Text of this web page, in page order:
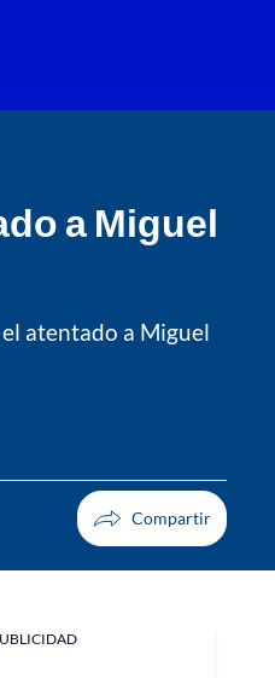
a Miguel
atentado a Miguel